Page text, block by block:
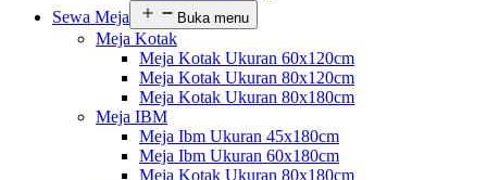
Sewa Meja
Buka menu
Meja Kotak
Meja Kotak Ukuran 60x120cm
Meja Kotak Ukuran 80x120cm
Meja Kotak Ukuran 80x180cm
Meja IBM
Meja Ibm Ukuran 45x180cm
Meja Ibm Ukuran 60x180cm
Meja Kotak Ukuran 80x180cm